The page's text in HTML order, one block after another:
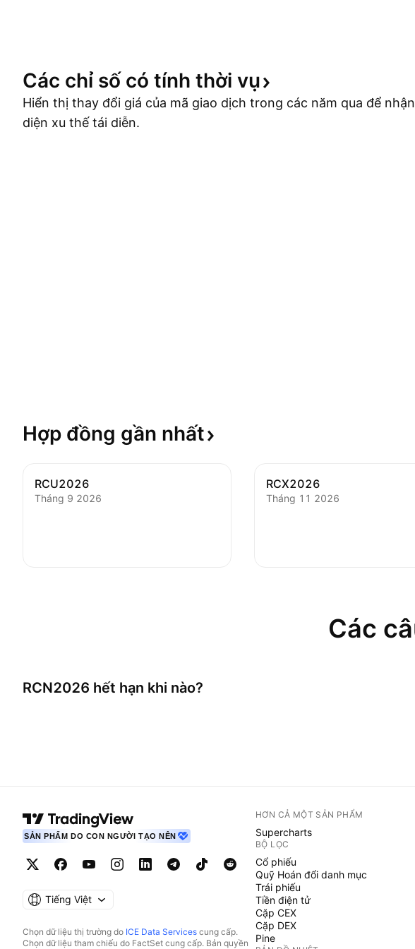
Các chỉ số có tính thời vụ
Hiển thị thay đổi giá của mã giao dịch trong các năm qua để nhận
diện xu thế tái diễn.
Hợp đồng gần nhất
RCU2026
Tháng 9 2026
RCX2026
Tháng 11 2026
Các
RCN2026 hết hạn khi nào?
SẢN PHẨM DO CON NGƯỜI TẠO NÊN
Tiếng Việt
Chọn dữ liệu thị trường do ICE Data Services cung cấp.
Chọn dữ liệu tham chiếu do FactSet cung cấp. Bản quyền
HƠN CẢ MỘT SẢN PHẨM
Supercharts
BỘ LỌC
Cổ phiếu
Quỹ Hoán đổi danh mục
Trái phiếu
Tiền điện tử
Cặp CEX
Cặp DEX
Pine